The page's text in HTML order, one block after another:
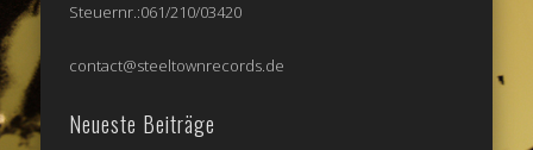
Steuernr.:061/210/03420
contact@steeltownrecords.de
Neueste Beiträge